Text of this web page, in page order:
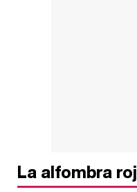
La alfombra